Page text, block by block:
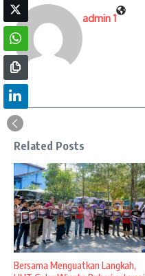
admin 1
Related Posts
Bersama Menguatkan Langkah,